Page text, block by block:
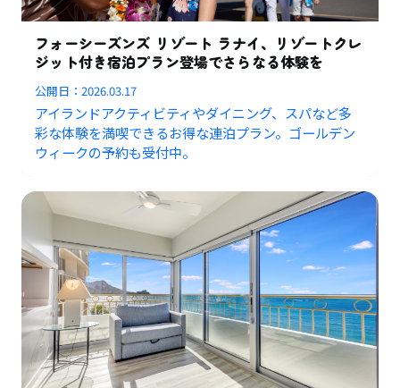
フォーシーズンズ リゾート ラナイ、リゾートクレ
ジット付き宿泊プラン登場でさらなる体験を
公開日：2026.03.17
アイランドアクティビティやダイニング、スパなど多
彩な体験を満喫できるお得な連泊プラン。ゴールデン
ウィークの予約も受付中。